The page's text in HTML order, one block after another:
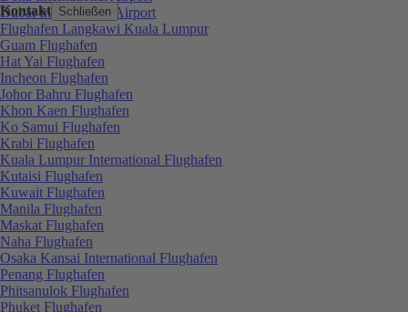
Kontakt Schließen
Dubai International Airport
Flughafen Langkawi Kuala Lumpur
Guam Flughafen
Hat Yai Flughafen
Incheon Flughafen
Johor Bahru Flughafen
Khon Kaen Flughafen
Ko Samui Flughafen
Krabi Flughafen
Kuala Lumpur International Flughafen
Kutaisi Flughafen
Kuwait Flughafen
Manila Flughafen
Maskat Flughafen
Naha Flughafen
Osaka Kansai International Flughafen
Penang Flughafen
Phitsanulok Flughafen
Phuket Flughafen